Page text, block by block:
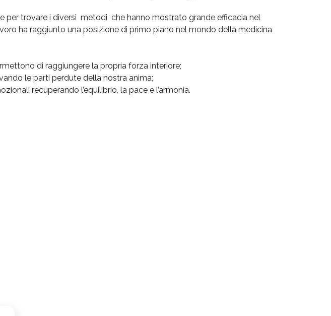
per trovare i diversi metodi che hanno mostrato grande efficacia nel
ha raggiunto una posizione di primo piano nel mondo della medicina
di raggiungere la propria forza interiore;
le parti perdute della nostra anima;
recuperando l’equilibrio, la pace e l’armonia.